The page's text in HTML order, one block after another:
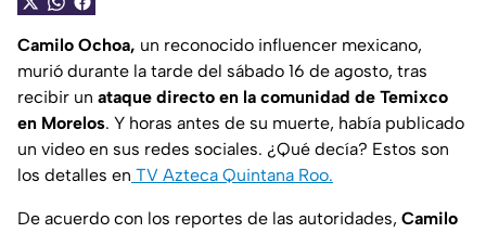
Camilo Ochoa, un reconocido influencer mexicano,
murió durante la tarde del sábado 16 de agosto, tras
recibir un ataque directo en la comunidad de Temixco
en Morelos. Y horas antes de su muerte, había publicado
un video en sus redes sociales. ¿Qué decía? Estos son
los detalles en TV Azteca Quintana Roo.
De acuerdo con los reportes de las autoridades, Camilo